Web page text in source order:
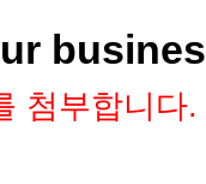
첨부합니다.